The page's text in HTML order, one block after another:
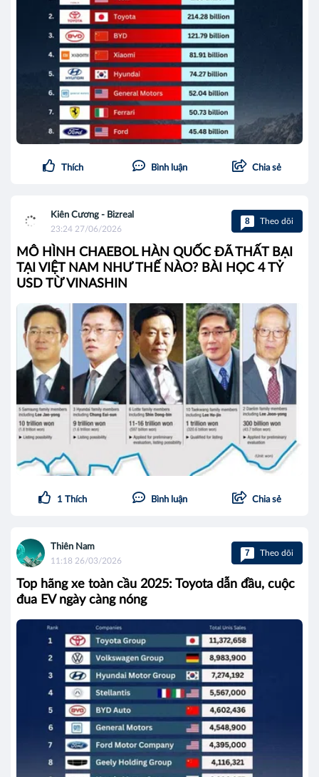
Thích Bình luận Chia sẻ
Kiên Cương - Bizreal
23:24 27/06/2026
8 Theo dõi
MÔ HÌNH CHAEBOL HÀN QUỐC ĐÃ THẤT BẠI
TẠI VIỆT NAM NHƯ THẾ NÀO? BÀI HỌC 4 TỶ
USD TỪ VINASHIN
1 Thích Bình luận Chia sẻ
Thiên Nam
11:18 26/03/2026
7 Theo dõi
Top hãng xe toàn cầu 2025: Toyota dẫn đầu, cuộc
đua EV ngày càng nóng